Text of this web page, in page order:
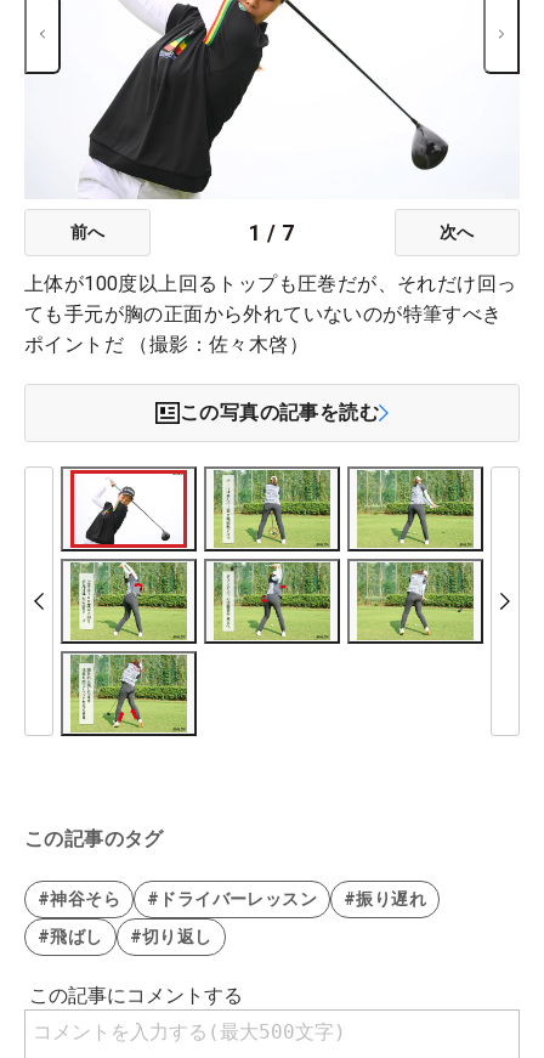
前へ 1 / 7 次へ
上体が100度以上回るトップも圧巻だが、それだけ回っ
ても手元が胸の正面から外れていないのが特筆すべき
ポイントだ （撮影：佐々木啓）
この写真の記事を読む
この記事のタグ
#神谷そら #ドライバーレッスン
#振り遅れ
#飛ばし
#切り返し